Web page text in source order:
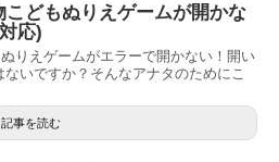
どもぬりえゲームが開かな
応)
りえゲームがエラーで開かない！開い
いですか？そんなアナタのためにこ
記事を読む